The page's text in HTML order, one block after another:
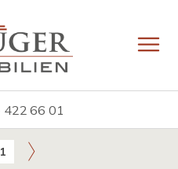
66 01
1